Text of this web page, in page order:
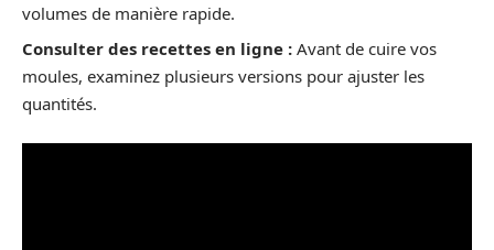
volumes de manière rapide.
Consulter des recettes en ligne : Avant de cuire vos
moules, examinez plusieurs versions pour ajuster les
quantités.